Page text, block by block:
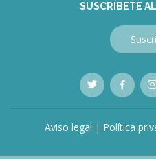
SUSCRÍBETE
Aviso legal | Política